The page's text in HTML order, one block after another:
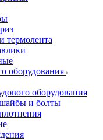
термолента
оборудования
оборудования
и болты